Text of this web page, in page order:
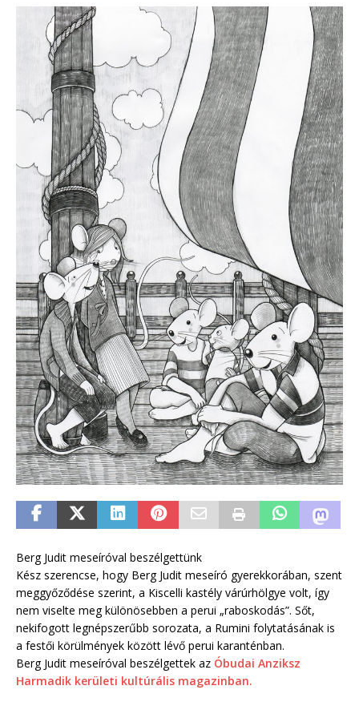
Berg Judit meseíróval beszélgettünk
Kész szerencse, hogy Berg Judit meseíró gyerekkorában, szent
meggyőződése szerint, a Kiscelli kastély várúrhölgye volt, így
nem viselte meg különösebben a perui „raboskodás”. Sőt,
nekifogott legnépszerűbb sorozata, a Rumini folytatásának is
a festői körülmények között lévő perui karanténban.
Berg Judit meseíróval beszélgettek az Óbudai Anziksz
Harmadik kerületi kultúrális magazinban.